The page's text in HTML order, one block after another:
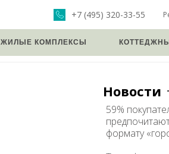
+7 (495) 320-33-55
ЖИЛЫЕ КОМПЛЕКСЫ
Новости
59%
формату